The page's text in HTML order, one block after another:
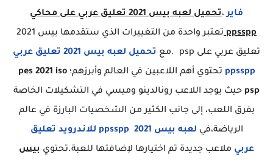
فاير،
تحميل لعبه بيس 2021 تعليق عربي على محاكي
ppsspp تعتبر واحدة من التغييرات الذي ستقدمها
بيس 2021
تعليق عربي على psp
.مع
تحميل لعبه بيس 2021 تعليق عربي
ppsspp تحتوي أهم اللاعبين في العالم وأبرزهم؛pes 2021 iso
psp حيث يوجد اللاعب رونالدينو وميسي في التشكيلات الخاصة
بفرق اللعب، إلى جانب الكثير من الشخصيات البارزة في عالم
الرياضة،في
لعبه بيس 2021 ppsspp للاندرويد تعليق
عربي ملاعب جديدة تم اختيارها لإضافتها للعبة.تحتوي بيس